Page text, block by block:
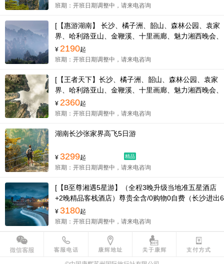
班期：开班日期调整中，请来电咨询
[【惠游湖南】 长沙、橘子洲、韶山、森林公园、袁家
界、哈利路亚山、金鞭溪、十里画廊、魅力湘西晚会、
黄龙洞、土司城 凤凰古城精华6日游]
¥ 2190起
班期：开班日期调整中，请来电咨询
[【王者天下】长沙、橘子洲、韶山、森林公园、袁家
界、哈利路亚山、金鞭溪、十里画廊、魅力湘西晚会、
天门山玻璃栈道 凤凰古城、湘西苗寨精华6日游]
¥ 2360起
班期：开班日期调整中，请来电咨询
湖南长沙张家界高飞5日游
¥ 3299起 精品
班期：开班日期调整中，请来电咨询
[【B至尊湘遇5星游】（全程3晚升级当地准五星酒店
+2晚精品客栈酒店）尊贵全含/0购物0自费（长沙进出6
天）]<长沙、韶山、森林公园（袁家界+金鞭溪）、大
峡谷玻璃桥、天门山（玻璃栈道）、黄龙洞、张家界歌
¥ 3180起
班期：开班日期调整中，请来电咨询